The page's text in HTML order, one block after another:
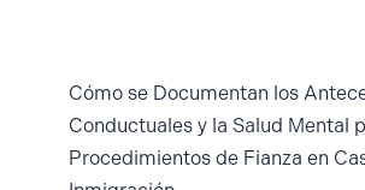
Cómo se Documentan los
Conductuales y la Salud Mental
Procedimientos de Fianza en